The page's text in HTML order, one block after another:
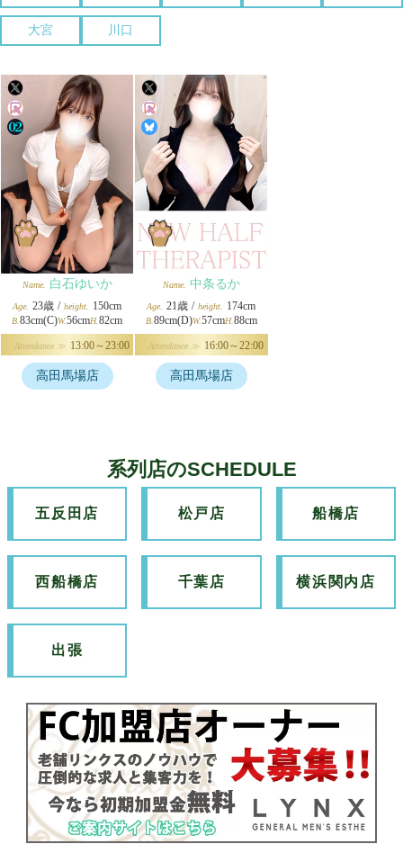
大宮 川口
Name. 白石ゆいか
Age. 23歳 / height. 150cm
B.83cm(C)W.56cmH.82cm
Attendance ≫ 13:00～23:00
高田馬場店
Name. 中条るか
Age. 21歳 / height. 174cm
B.89cm(D)W.57cmH.88cm
Attendance ≫ 16:00～22:00
高田馬場店
系列店のSCHEDULE
五反田店 松戸店 船橋店
西船橋店 千葉店 横浜関内店
出張